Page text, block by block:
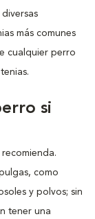
más comunes
cualquier perro
si
como
y polvos; sin
tener una